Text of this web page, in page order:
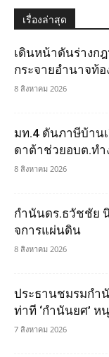
เรื่องล่าสุด
เดินหน้าดันร่างก
กระจายอำนาจท้
8 สิงหาคม 2026
มท.4 ดันภาษีบ้าน
ดาต้าช่วยอบต.ทำ
8 สิงหาคม 2026
กำนันดร.ธวัชชัย
จการแผ่นดิน
8 สิงหาคม 2026
ประธานชมรมกำ
ท่าที ‘กำนันยศ’ ห
7 สิงหาคม 2026